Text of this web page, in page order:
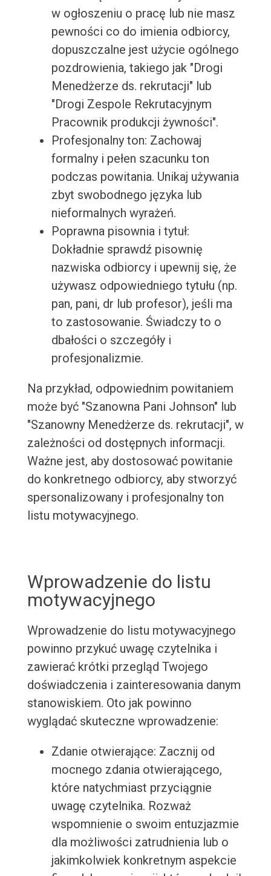
w ogłoszeniu o pracę lub nie masz
pewności co do imienia odbiorcy,
dopuszczalne jest użycie ogólnego
pozdrowienia, takiego jak "Drogi
Menedżerze ds. rekrutacji" lub
"Drogi Zespole Rekrutacyjnym
Pracownik produkcji żywności".
Profesjonalny ton: Zachowaj
formalny i pełen szacunku ton
podczas powitania. Unikaj używania
zbyt swobodnego języka lub
nieformalnych wyrażeń.
Poprawna pisownia i tytuł:
Dokładnie sprawdź pisownię
nazwiska odbiorcy i upewnij się, że
używasz odpowiedniego tytułu (np.
pan, pani, dr lub profesor), jeśli ma
to zastosowanie. Świadczy to o
dbałości o szczegóły i
profesjonalizmie.
Na przykład, odpowiednim powitaniem
może być "Szanowna Pani Johnson" lub
"Szanowny Menedżerze ds. rekrutacji", w
zależności od dostępnych informacji.
Ważne jest, aby dostosować powitanie
do konkretnego odbiorcy, aby stworzyć
spersonalizowany i profesjonalny ton
listu motywacyjnego.
Wprowadzenie do listu
motywacyjnego
Wprowadzenie do listu motywacyjnego
powinno przykuć uwagę czytelnika i
zawierać krótki przegląd Twojego
doświadczenia i zainteresowania danym
stanowiskiem. Oto jak powinno
wyglądać skuteczne wprowadzenie:
Zdanie otwierające: Zacznij od
mocnego zdania otwierającego,
które natychmiast przyciągnie
uwagę czytelnika. Rozważ
wspomnienie o swoim entuzjazmie
dla możliwości zatrudnienia lub o
jakimkolwiek konkretnym aspekcie